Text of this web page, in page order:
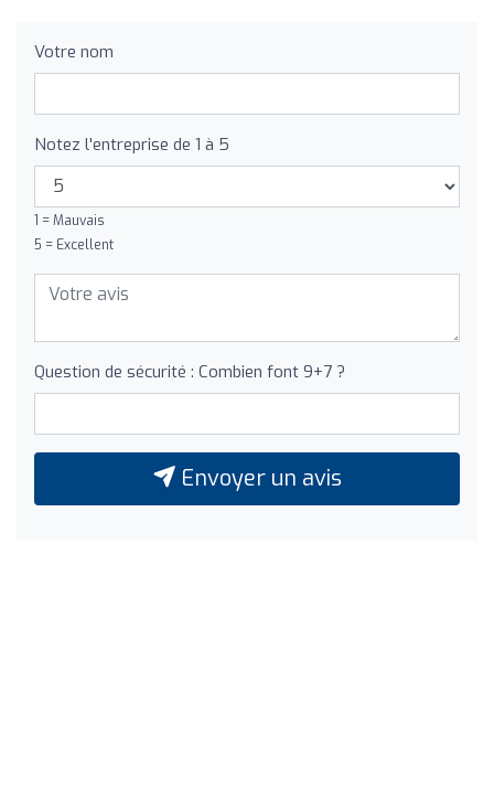
Votre nom
Notez l'entreprise de 1 à 5
1 = Mauvais
5 = Excellent
Question de sécurité : Combien font 9+7 ?
Envoyer un avis